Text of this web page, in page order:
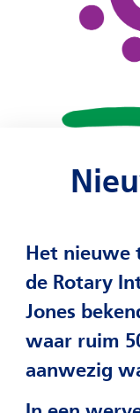
Het nieuwe
Jones bekend
In een
gaf zij aan hoe
gouverneurs en
en spreken om
Rotaryjaar en
toespraak als
zij zich heeft
John Lennon.